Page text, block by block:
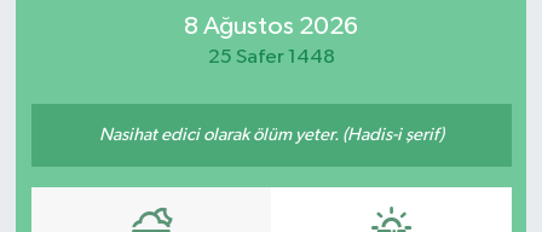
8 Ağustos 2026
25 Safer 1448
Nasihat edici olarak ölüm yeter. (Hadis-i şerif)
Sağlık
Dünya